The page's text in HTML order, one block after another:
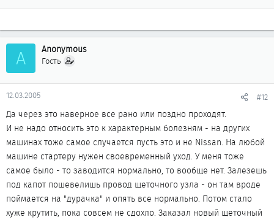
A Anonymous
Гость
12.03.2005 #12
Да через это наверное все рано или поздно проходят.
И не надо относить это к характерным болезням - на других
машинах тоже самое случается пусть это и не Nissan. На любой
машине стартеру нужен своевременный уход. У меня тоже
самое было - то заводится нормально, то вообще нет. Залезешь
под капот пошевелишь провод щеточного узла - он там вроде
поймается на "дурачка" и опять все нормально. Потом стало
хуже крутить, пока совсем не сдохло. Заказал новый щеточный